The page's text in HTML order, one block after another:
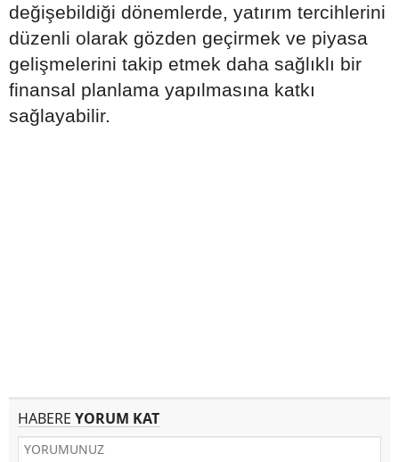
değişebildiği dönemlerde, yatırım tercihlerini
düzenli olarak gözden geçirmek ve piyasa
gelişmelerini takip etmek daha sağlıklı bir
finansal planlama yapılmasına katkı
sağlayabilir.
HABERE YORUM KAT